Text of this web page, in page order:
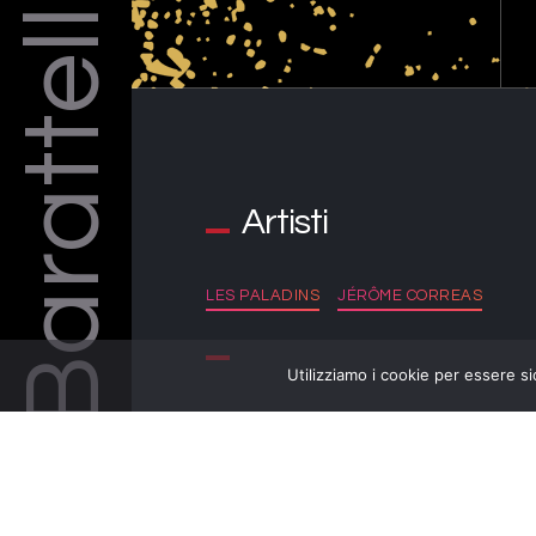
Barattelli Artisti
LES PALADINS JÉRÔME CORREAS
Utilizziamo i cookie per essere